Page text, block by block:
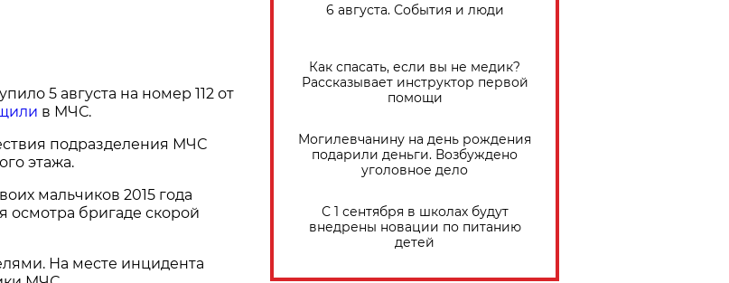
5 августа на номер 112 от
в МЧС.
подразделения МЧС
этажа.
мальчиков 2015 года
осмотра бригаде скорой
На месте инцидента
6 августа. События и люди
Как спасать, если вы не медик?
Рассказывает инструктор первой
помощи
Могилевчанину на день рождения
подарили деньги. Возбуждено
уголовное дело
С 1 сентября в школах будут
внедрены новации по питанию
детей